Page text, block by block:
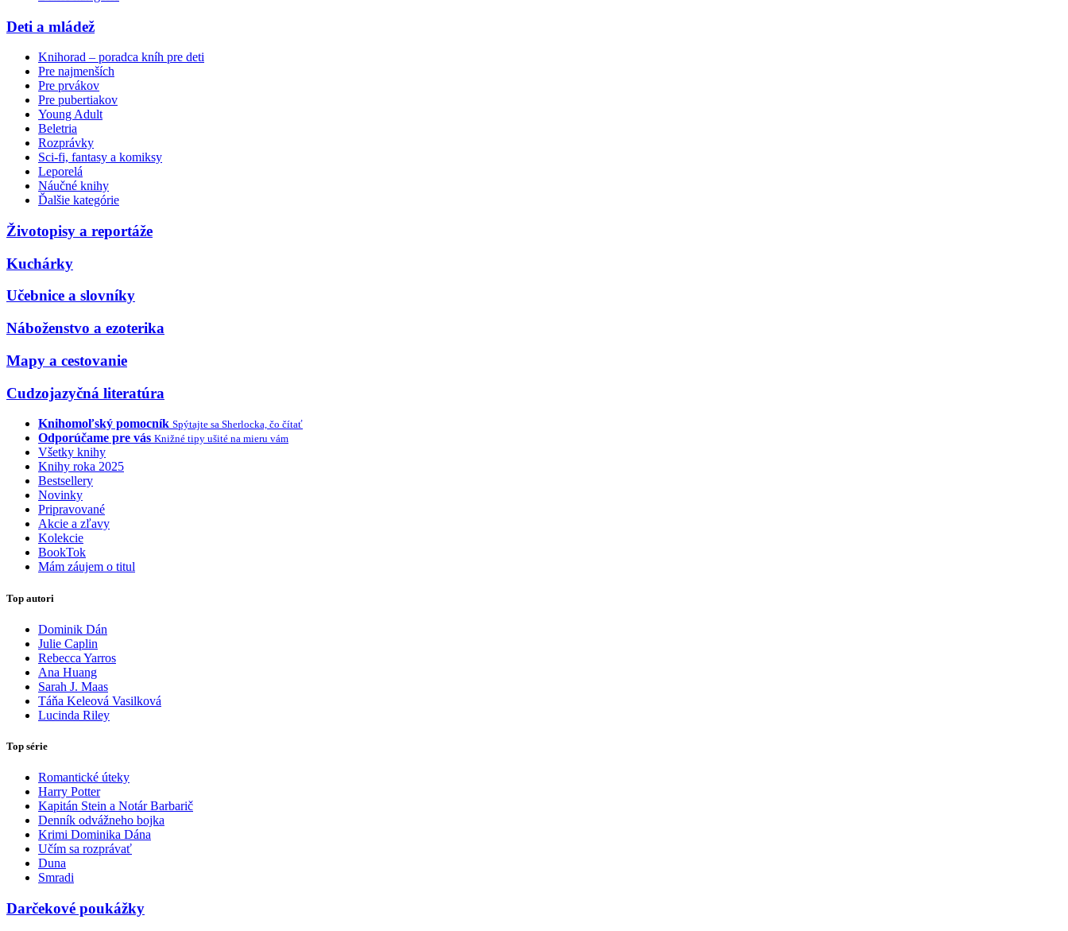
Deti a mládež
Knihorad – poradca kníh pre deti
Pre najmenších
Pre prvákov
Pre pubertiakov
Young Adult
Beletria
Rozprávky
Sci-fi, fantasy a komiksy
Leporelá
Náučné knihy
Ďalšie kategórie
Životopisy a reportáže
Kuchárky
Učebnice a slovníky
Náboženstvo a ezoterika
Mapy a cestovanie
Cudzojazyčná literatúra
Knihomoľský pomocník Spýtajte sa Sherlocka, čo čítať
Odporúčame pre vás Knižné tipy ušité na mieru vám
Všetky knihy
Knihy roka 2025
Bestsellery
Novinky
Pripravované
Akcie a zľavy
Kolekcie
BookTok
Mám záujem o titul
Top autori
Dominik Dán
Julie Caplin
Rebecca Yarros
Ana Huang
Sarah J. Maas
Táňa Keleová Vasilková
Lucinda Riley
Top série
Romantické úteky
Harry Potter
Kapitán Stein a Notár Barbarič
Denník odvážneho bojka
Krimi Dominika Dána
Učím sa rozprávať
Duna
Smradi
Darčekové poukážky